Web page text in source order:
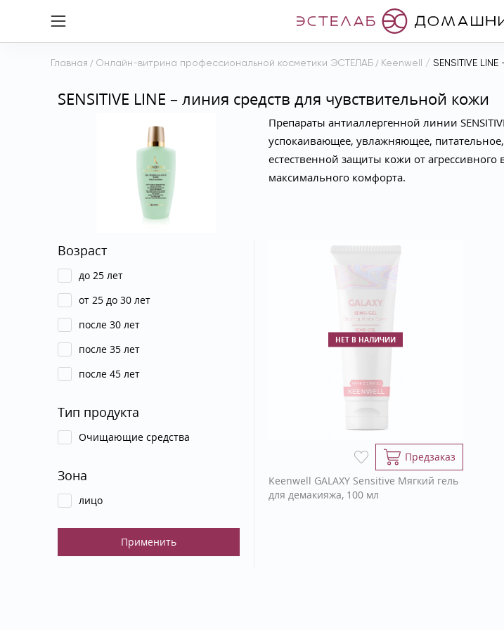
Главная / Онлайн-витрина профессиональной косметики ЭСТЕЛАБ / Keenwell / SENSITIVE
SENSITIVE LINE – линия средств для чувствительной кожи
Препараты антиаллергенной линии
успокаивающее, увлажняющее,
естественной защиты кожи от
максимального комфорта.
Возраст
до 25 лет
от 25 до 30 лет
после 30 лет
после 35 лет
после 45 лет
Тип продукта
Очищающие средства
Зона
лицо
НЕТ В НАЛИЧИИ
Предзаказ
Keenwell GALAXY Sensitive Мягкий гель
для демакияжа, 100 мл